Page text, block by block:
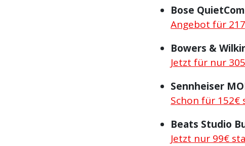
Bose
Angebot für
Bowers &
Jetzt für nur
Sennheiser
Schon für 152€
Beats Studio
Jetzt nur 99€